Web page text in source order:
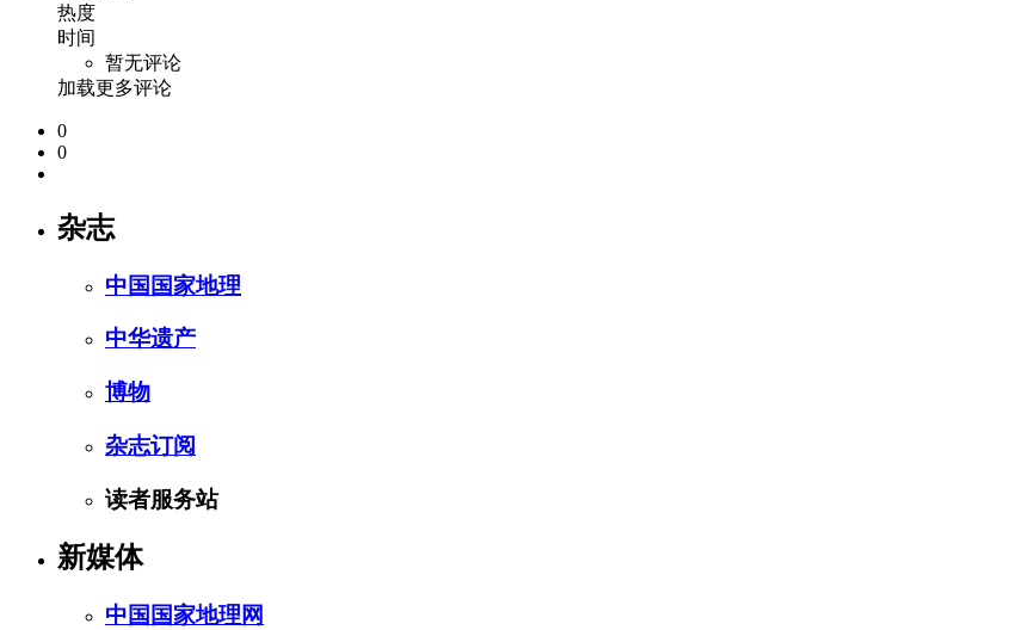
热度
时间
暂无评论
加载更多评论
0
0
杂志
中国国家地理
中华遗产
博物
杂志订阅
读者服务站
新媒体
中国国家地理网